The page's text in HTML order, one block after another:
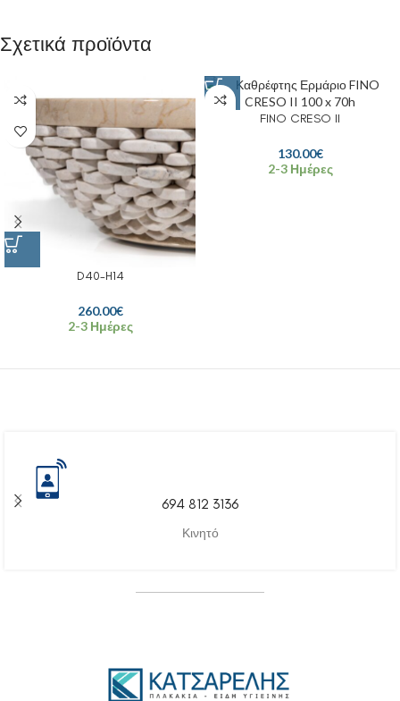
Σχετικά προϊόντα
D40-H14
260.00€
2-3 Ημέρες
FINO CRESO II
130.00€
2-3 Ημέρες
694 812 3136
Κινητό